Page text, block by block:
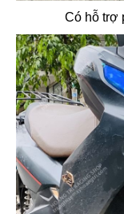
Có hỗ trợ